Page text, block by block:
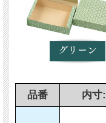
品番 内寸